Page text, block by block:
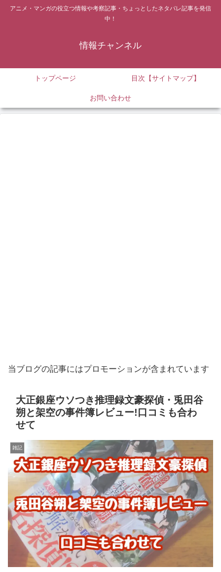
アニメ・マンガの役立つ情報や考察記事・ちょっとしたネタバレ記事を発信
中！
情報チャンネル
トップページ 目次【サイトマップ】
お問い合わせ
当ブログの記事にはプロモーションが含まれています
大正銀座ウソつき推理録文豪探偵・兎田谷
朔と架空の事件簿レビュー!口コミも合わ
せて
雑記